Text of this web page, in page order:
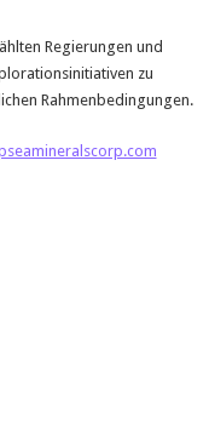
Regierungen und
zu
Rahmenbedingungen.